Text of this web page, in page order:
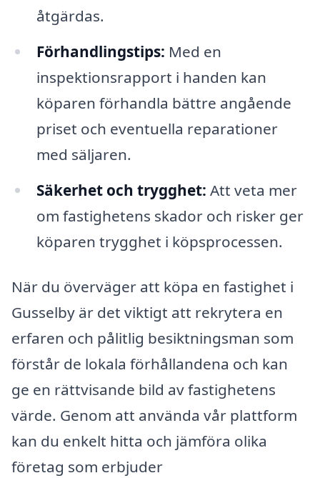
åtgärdas.
Förhandlingstips: Med en
inspektionsrapport i handen kan
köparen förhandla bättre angående
priset och eventuella reparationer
med säljaren.
Säkerhet och trygghet: Att veta mer
om fastighetens skador och risker ger
köparen trygghet i köpsprocessen.
När du överväger att köpa en fastighet i
Gusselby är det viktigt att rekrytera en
erfaren och pålitlig besiktningsman som
förstår de lokala förhållandena och kan
ge en rättvisande bild av fastighetens
värde. Genom att använda vår plattform
kan du enkelt hitta och jämföra olika
företag som erbjuder